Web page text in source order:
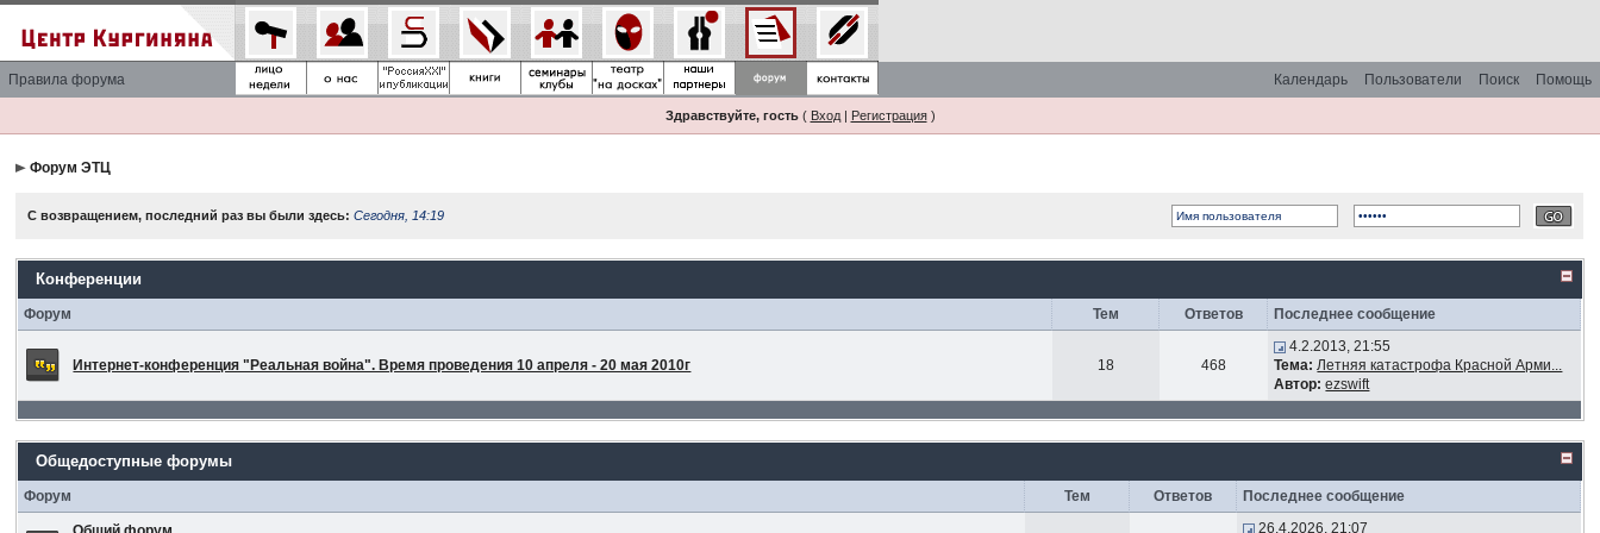
Правила форума Помощь
Поиск
Пользователи
Календарь
Здравствуйте, гость( Вход| Регистрация)
Форум ЭТЦ
С возвращением, последний раз вы были здесь:Сегодня, 14:19
Конференции
Форум Тем Ответов Последнее сообщение
Интернет-конференция "Реальная война". Время проведения 10 апреля - 20 мая 2010г 18 468
4.2.2013, 21:55
Тема: Летняя катастрофа Красной Арми...
Автор: ezswift
Общедоступные форумы
Форум Тем Ответов Последнее сообщение
26.4.2026, 21:07